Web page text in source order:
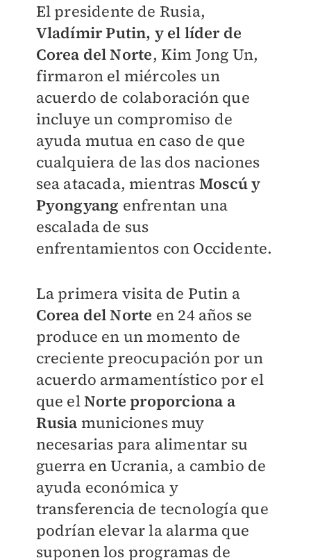
El presidente de Rusia,
Vladímir Putin, y el líder de
Corea del Norte, Kim Jong Un,
firmaron el miércoles un
acuerdo de colaboración que
incluye un compromiso de
ayuda mutua en caso de que
cualquiera de las dos naciones
sea atacada, mientras Moscú y
Pyongyang enfrentan una
escalada de sus
enfrentamientos con Occidente.
La primera visita de Putin a
Corea del Norte en 24 años se
produce en un momento de
creciente preocupación por un
acuerdo armamentístico por el
que elNorte proporciona a
Rusia municiones muy
necesarias para alimentar su
guerra en Ucrania, a cambio de
ayuda económica y
transferencia de tecnología que
podrían elevar la alarma que
suponen los programas de